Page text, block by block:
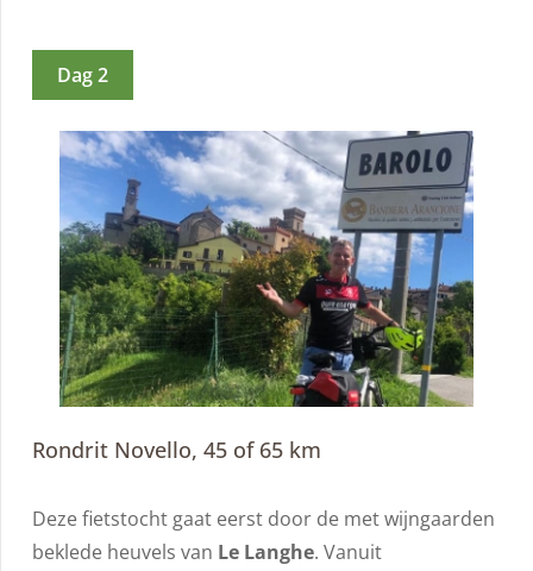
Dag 2
Rondrit Novello, 45 of 65 km
Deze fietstocht gaat eerst door de met wijngaarden
beklede heuvels van Le Langhe. Vanuit